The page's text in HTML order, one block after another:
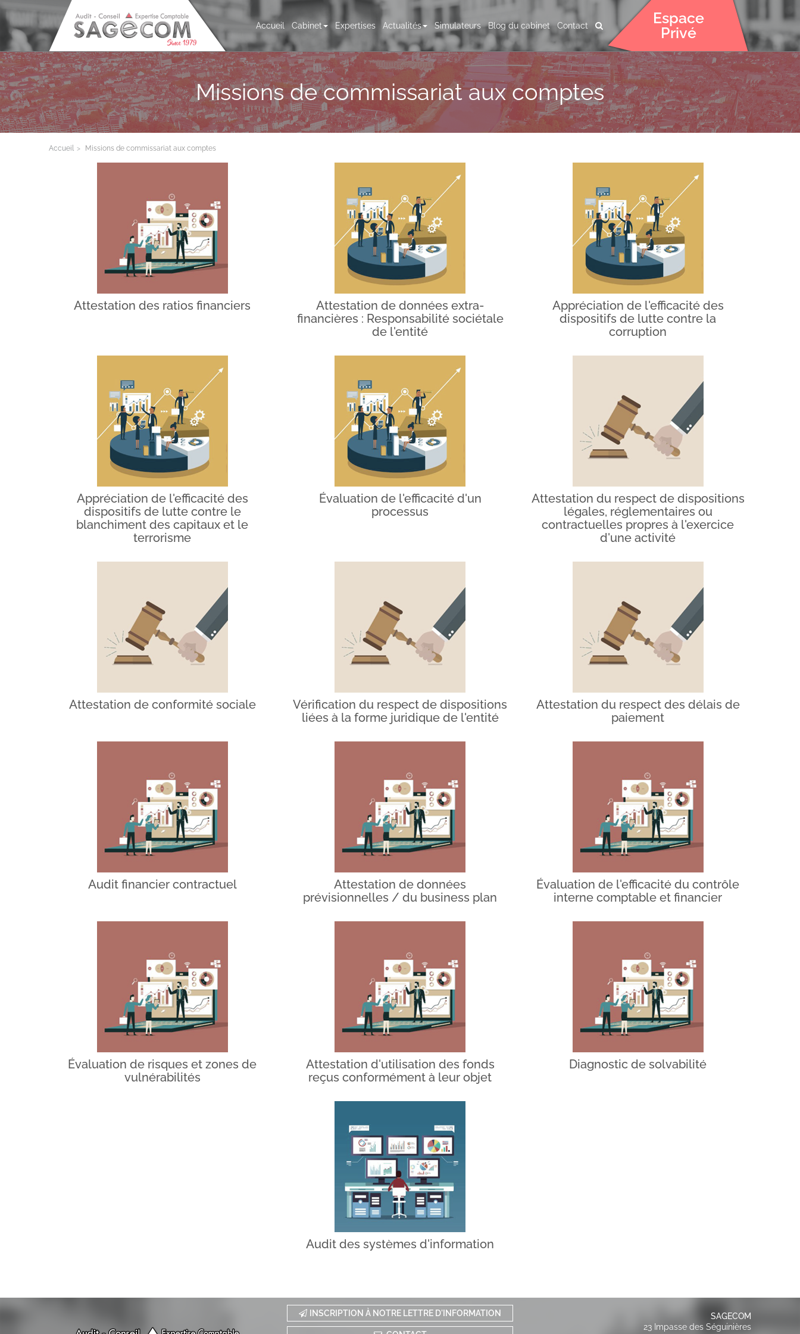
Accueil Cabinet Expertises Actualités Simulateurs Blog du cabinet Contact
Espace
Privé
Missions de commissariat aux comptes
Accueil Missions de commissariat aux comptes
Attestation des ratios financiers
Attestation de données extra-
financières : Responsabilité sociétale
de l'entité
Appréciation de l'efficacité des
dispositifs de lutte contre la
corruption
Appréciation de l'efficacité des
dispositifs de lutte contre le
blanchiment des capitaux et le
terrorisme
Évaluation de l'efficacité d'un
processus
Attestation du respect de dispositions
légales, réglementaires ou
contractuelles propres à l'exercice
d'une activité
Attestation de conformité sociale
Vérification du respect de dispositions
liées à la forme juridique de l'entité
Attestation du respect des délais de
paiement
Audit financier contractuel
Attestation de données
prévisionnelles / du business plan
Évaluation de l'efficacité du contrôle
interne comptable et financier
Évaluation de risques et zones de
vulnérabilités
Attestation d'utilisation des fonds
reçus conformément à leur objet
Diagnostic de solvabilité
Audit des systèmes d'information
INSCRIPTION À NOTRE LETTRE D'INFORMATION
SAGECOM
23 Impasse des Séguinières